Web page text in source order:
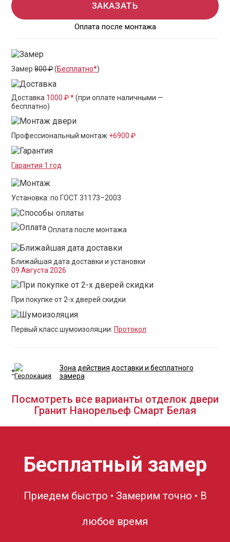
ЗАКАЗАТЬ
Оплата после монтажа
Замер800 ₽(Бесплатно*)
Доставка 1000 ₽ *(при оплате наличными —
бесплатно)
Профессиональный монтаж +6900 ₽
Гарантия 1 год
Установка: по ГОСТ 31173–2003
Оплата после монтажа
Ближайшая дата доставки и установки
09 Августа 2026
При покупке от 2-х дверей скидки
Первый класс шумоизоляции: Протокол
*
Зона действия доставки и бесплатного
замера
Посмотреть все варианты отделок двери
Гранит Нанорельеф Смарт Белая
Бесплатный замер
Приедем быстро • Замерим точно • В
любое время